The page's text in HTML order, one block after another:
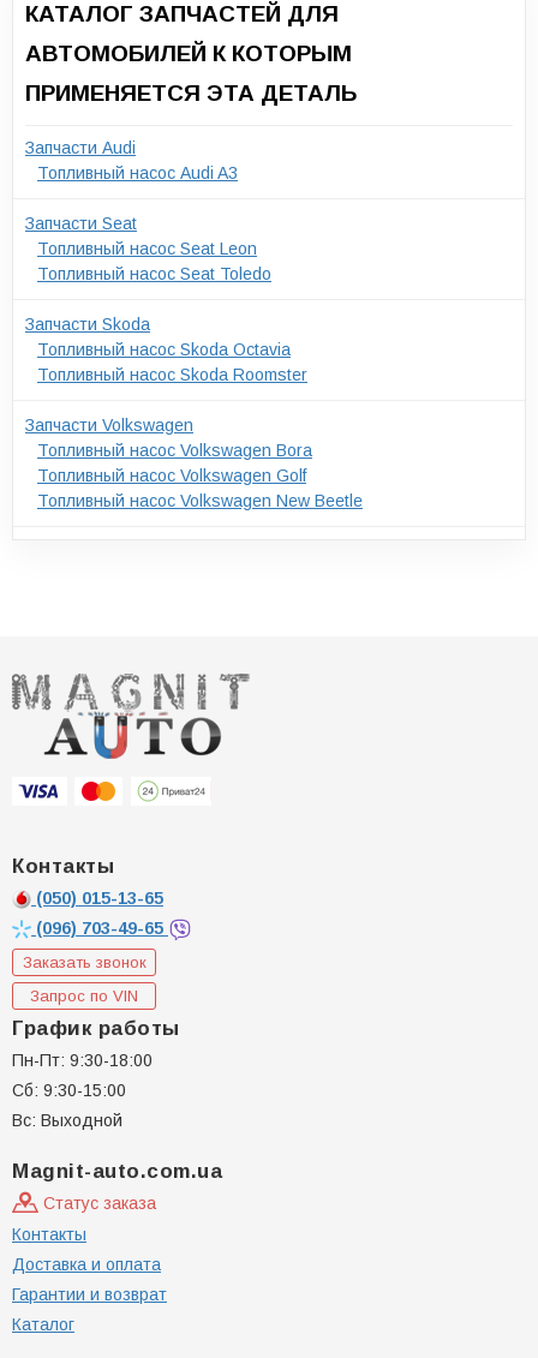
КАТАЛОГ ЗАПЧАСТЕЙ ДЛЯ
АВТОМОБИЛЕЙ К КОТОРЫМ
ПРИМЕНЯЕТСЯ ЭТА ДЕТАЛЬ
Запчасти Audi
Топливный насос Audi A3
Запчасти Seat
Топливный насос Seat Leon
Топливный насос Seat Toledo
Запчасти Skoda
Топливный насос Skoda Octavia
Топливный насос Skoda Roomster
Запчасти Volkswagen
Топливный насос Volkswagen Bora
Топливный насос Volkswagen Golf
Топливный насос Volkswagen New Beetle
Контакты
(050) 015-13-65
(096) 703-49-65
Заказать звонок
Запрос по VIN
График работы
Пн-Пт: 9:30-18:00
Сб: 9:30-15:00
Вс: Выходной
Magnit-auto.com.ua
Статус заказа
Контакты
Доставка и оплата
Гарантии и возврат
Каталог